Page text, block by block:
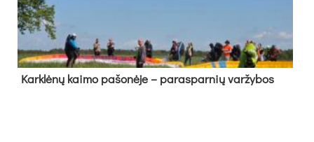
Kark­lė­nų kai­mo pa­šo­nė­je – pa­ras­par­nių var­žy­bos